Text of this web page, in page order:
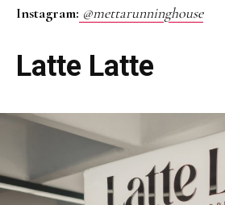
Instagram: @mettarunninghouse
Latte Latte